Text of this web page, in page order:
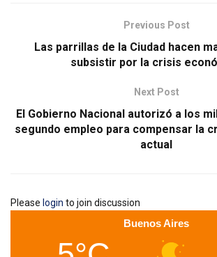
Previous Post
Las parrillas de la Ciudad hacen
subsistir por la crisis
Next Post
El Gobierno Nacional autorizó a los
segundo empleo para compensar la
actual
Please login to join discussion
Buenos Aires